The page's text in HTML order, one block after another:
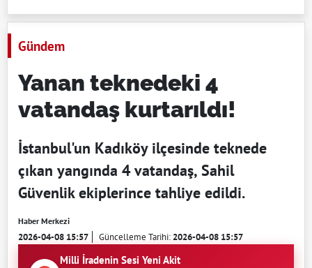
Gündem
Yanan teknedeki 4
vatandaş kurtarıldı!
İstanbul'un Kadıköy ilçesinde teknede
çıkan yangında 4 vatandaş, Sahil
Güvenlik ekiplerince tahliye edildi.
Haber Merkezi
2026-04-08 15:57 Güncelleme Tarihi:2026-04-08 15:57
Milli İradenin Sesi Yeni Akit